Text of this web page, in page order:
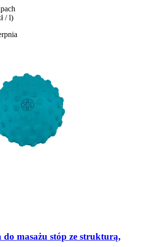
/ l)
do masażu stóp ze strukturą,